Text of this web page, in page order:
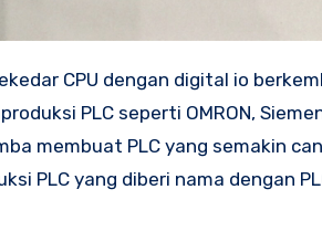
PLC seperti OMRON,
membuat PLC yang semakin
PLC yang diberi nama dengan